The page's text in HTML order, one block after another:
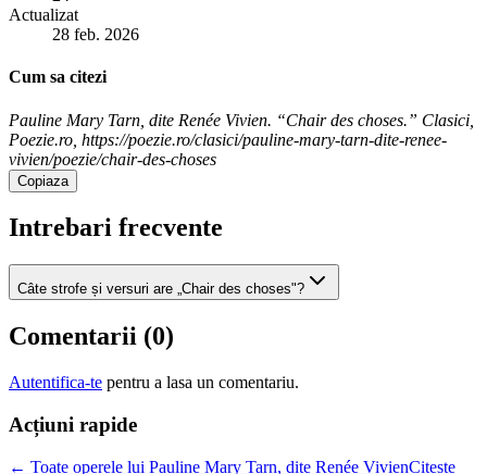
Actualizat
28 feb. 2026
Cum sa citezi
Pauline Mary Tarn, dite Renée Vivien. “Chair des choses.” Clasici,
Poezie.ro, https://poezie.ro/clasici/pauline-mary-tarn-dite-renee-
vivien/poezie/chair-des-choses
Copiaza
Intrebari frecvente
Câte strofe și versuri are „Chair des choses"?
Comentarii (0)
Autentifica-te pentru a lasa un comentariu.
Acțiuni rapide
← Toate operele lui Pauline Mary Tarn, dite Renée VivienCitește